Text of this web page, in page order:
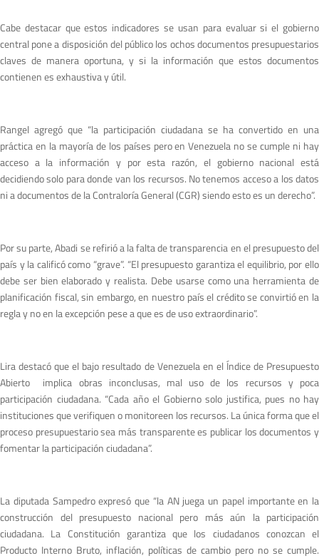
Cabe destacar que estos indicadores se usan para evaluar si el gobierno
central pone a disposición del público los ochos documentos presupuestarios
claves de manera oportuna, y si la información que estos documentos
contienen es exhaustiva y útil.
Rangel agregó que “la participación ciudadana se ha convertido en una
práctica en la mayoría de los países pero en Venezuela no se cumple ni hay
acceso a la información y por esta razón, el gobierno nacional está
decidiendo solo para donde van los recursos. No tenemos acceso a los datos
ni a documentos de la Contraloría General (CGR) siendo esto es un derecho”.
Por su parte, Abadi se refirió a la falta de transparencia en el presupuesto del
país y la calificó como “grave”. “El presupuesto garantiza el equilibrio, por ello
debe ser bien elaborado y realista. Debe usarse como una herramienta de
planificación fiscal, sin embargo, en nuestro país el crédito se convirtió en la
regla y no en la excepción pese a que es de uso extraordinario”.
Lira destacó que el bajo resultado de Venezuela en el Índice de Presupuesto
Abierto implica obras inconclusas, mal uso de los recursos y poca
participación ciudadana. “Cada año el Gobierno solo justifica, pues no hay
instituciones que verifiquen o monitoreen los recursos. La única forma que el
proceso presupuestario sea más transparente es publicar los documentos y
fomentar la participación ciudadana”.
La diputada Sampedro expresó que “la AN juega un papel importante en la
construcción del presupuesto nacional pero más aún la participación
ciudadana. La Constitución garantiza que los ciudadanos conozcan el
Producto Interno Bruto, inflación, políticas de cambio pero no se cumple.